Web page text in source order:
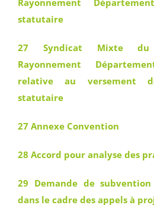
Rayonnement
statutaire
27 Syndicat Mixte du
Rayonnement
relative au versement
statutaire
27 Annexe Convention
28 Accord pour analyse des
29 Demande de
dans le cadre des appels à